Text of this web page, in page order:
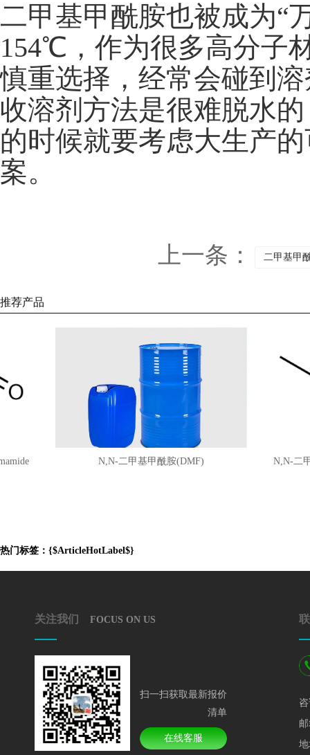
二甲基甲酰胺也被成为“
154℃，作为很多高分子
慎重选择，经常会碰到
收溶剂方法是很难脱水
的时候就要考虑大生产
案。
上一条： 二甲基甲
推荐产品
N,N-二甲基甲酰胺(DMF) N,N-二甲
热门标签：{$ArticleHotLabel$}
关注我们 FOCUS ON US
扫一扫获取最新报价
清单
在线客服